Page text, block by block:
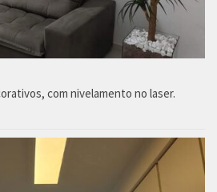
com nivelamento no laser.